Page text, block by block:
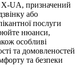
X-UA, призначений
або
послуги
нюанси,
особливі
та домовленостей
та безпеки